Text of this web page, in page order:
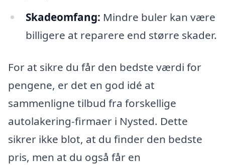
Skadeomfang: Mindre buler kan være
billigere at reparere end større skader.
For at sikre du får den bedste værdi for
pengene, er det en god idé at
sammenligne tilbud fra forskellige
autolakering-firmaer i Nysted. Dette
sikrer ikke blot, at du finder den bedste
pris, men at du også får en